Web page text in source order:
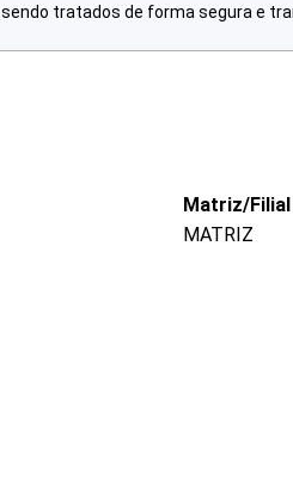
tratados de forma segura e
Matriz/Filial
MATRIZ